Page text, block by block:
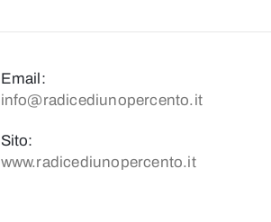
2 crediti formativi
Email:
info@radicediunopercento.it
Sito:
www.radicediunopercento.it